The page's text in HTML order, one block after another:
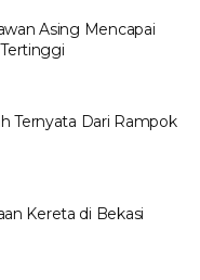
Asing Mencapai
Ternyata Dari Rampok
Kereta di Bekasi